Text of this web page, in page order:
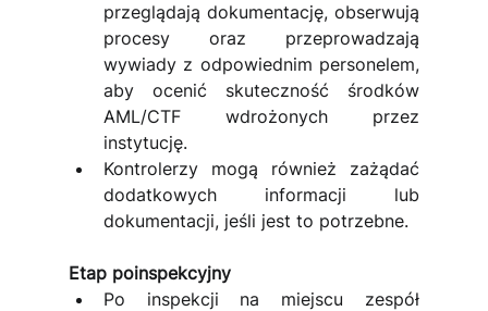
przeglądają dokumentację, obserwują
procesy oraz przeprowadzają
wywiady z odpowiednim personelem,
aby ocenić skuteczność środków
AML/CTF wdrożonych przez
instytucję.
Kontrolerzy mogą również zażądać
dodatkowych informacji lub
dokumentacji, jeśli jest to potrzebne.
Etap poinspekcyjny
Po inspekcji na miejscu zespół